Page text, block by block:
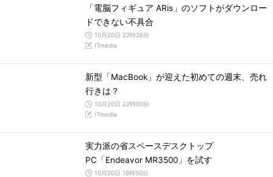
「電脳フィギュア ARis」のソフトがダウンロー
ドできない不具合
10月20日 22時26分
ITmedia
新型「MacBook」が迎えた初めての週末、売れ
行きは？
10月20日 22時00分
ITmedia
実力派の省スペースデスクトップ
PC「Endeavor MR3500」を試す
10月20日 16時50分